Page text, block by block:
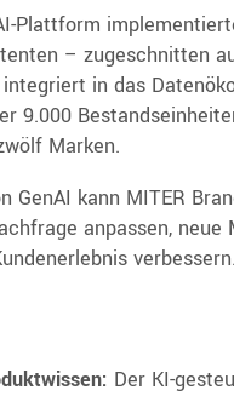
Plattform
– zugeschnitten
in das
9.000
Marken.
GenAI kann MITER
anpassen,
verbessern.
Der KI-